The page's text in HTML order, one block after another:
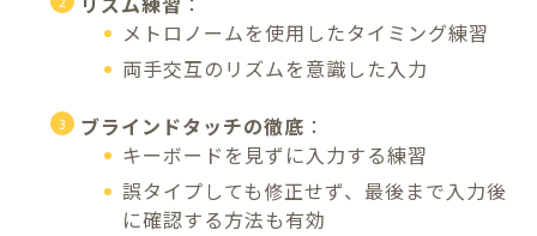
メトロノームを使用したタイミング練習
両手交互のリズムを意識した入力
ブラインドタッチの徹底 ：
キーボードを見ずに入力する練習
誤タイプしても修正せず、最後まで入力後
に確認する方法も有効